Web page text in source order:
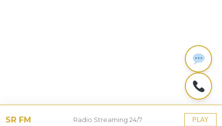
SR FM Radio Streaming 24/7 PLAY